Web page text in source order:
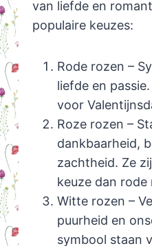
van liefde en
populaire keuzes:
Rode rozen –
liefde en
voor
Roze rozen –
dankbaarheid,
zachtheid. Ze
keuze dan rode
Witte rozen –
puurheid en
symbool staan